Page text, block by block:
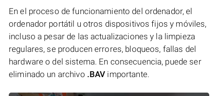
En el proceso de funcionamiento del ordenador, el
ordenador portátil u otros dispositivos fijos y móviles,
incluso a pesar de las actualizaciones y la limpieza
regulares, se producen errores, bloqueos, fallas del
hardware o del sistema. En consecuencia, puede ser
eliminado un archivo .BAV importante.